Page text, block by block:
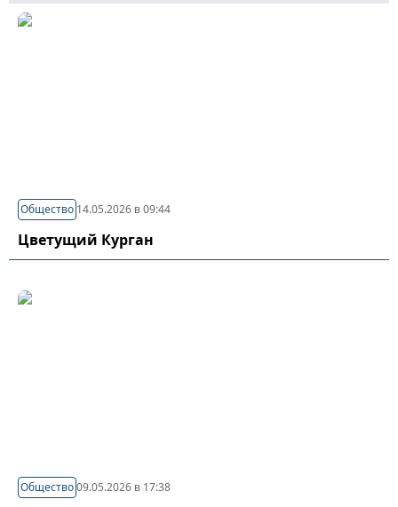
Общество 14.05.2026 в 09:44
Цветущий Курган
Общество09.05.2026 в 17:38